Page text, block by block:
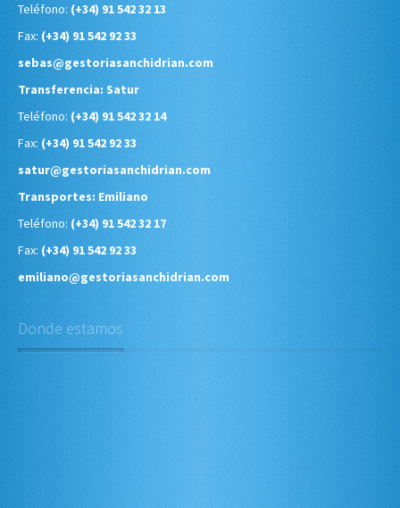
Teléfono: (+34) 91 542 32 13
Fax: (+34) 91 542 92 33
sebas@gestoriasanchidrian.com
Transferencia: Satur
Teléfono: (+34) 91 542 32 14
Fax: (+34) 91 542 92 33
satur@gestoriasanchidrian.com
Transportes: Emiliano
Teléfono: (+34) 91 542 32 17
Fax: (+34) 91 542 92 33
emiliano@gestoriasanchidrian.com
Donde estamos